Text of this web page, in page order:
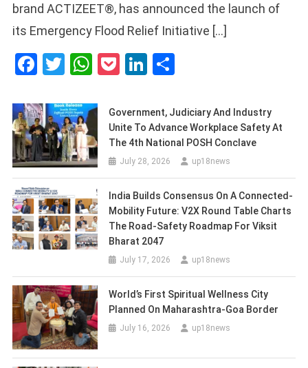
brand ACTIZEET®, has announced the launch of
its Emergency Flood Relief Initiative […]
Facebook
Twitter
WhatsApp
PocketLinkedIn
Government, Judiciary And Industry
Unite To Advance Workplace Safety At
The 4th National POSH Conclave
July 28, 2026 up18news
India Builds Consensus On A Connected-
Mobility Future: V2X Round Table Charts
The Road-Safety Roadmap For Viksit
Bharat 2047
July 17, 2026 up18news
World’s First Spiritual Wellness City
Planned On Maharashtra-Goa Border
July 16, 2026 up18news